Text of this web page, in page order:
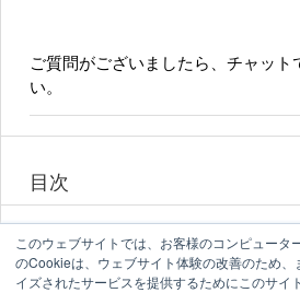
このウェブサイトでは、お客様のコンピュータ
のCookieは、ウェブサイト体験の改善のため
イズされたサービスを提供するためにこのサイ
ご質問がございましたら、チャット
い。
目次